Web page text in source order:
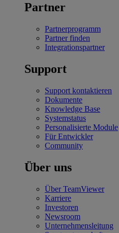
Partner
Partnerprogramm
Partner finden
Integrationspartner
Support
Support kontaktieren
Dokumente
Knowledge Base
Systemstatus
Personalisierte Module
Für Entwickler
Community
Über uns
Über TeamViewer
Karriere
Investoren
Newsroom
Unternehmensleitung